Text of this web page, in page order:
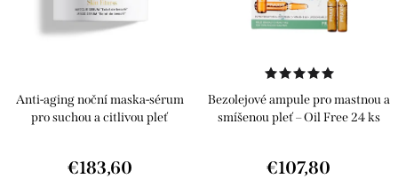
k
d
Anti-aging noční maska-sérum
pro suchou a citlivou pleť
€183,60
Bezolejové ampule pro mastnou a
smíšenou pleť – Oil Free 24 ks
€107,80